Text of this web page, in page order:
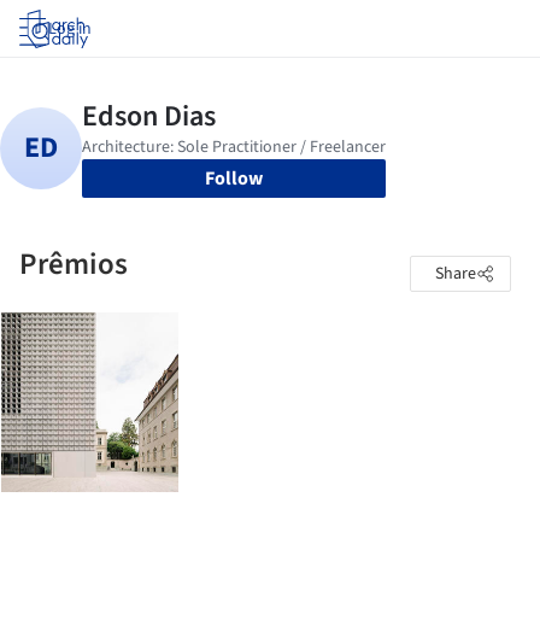
Log in
Follow
Prêmios Share